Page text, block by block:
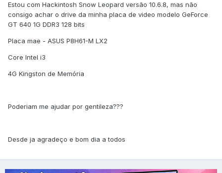
Estou com Hackintosh Snow Leopard versão 10.6.8, mas não
consigo achar o drive da minha placa de video modelo GeForce
GT 640 1G DDR3 128 bits
Placa mae - ASUS P8H61-M LX2
Core Intel i3
4G Kingston de Memória
Poderiam me ajudar por gentileza???
Desde ja agradeço e bom dia a todos